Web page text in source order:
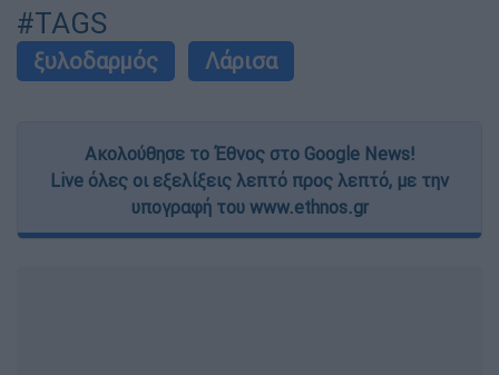
#TAGS
ξυλοδαρμός Λάρισα
Ακολούθησε το Έθνος στο Google News!
Live όλες οι εξελίξεις λεπτό προς λεπτό, με την
υπογραφή του www.ethnos.gr